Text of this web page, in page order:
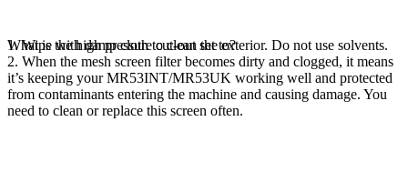
1. Wipe with damp cloth to clean the exterior. Do not use solvents.
2. When the mesh screen filter becomes dirty and clogged, it means
it’s keeping your MR53INT/MR53UK working well and protected
from contaminants entering the machine and causing damage. You
need to clean or replace this screen often.
What is the high pressure cut-out set to?